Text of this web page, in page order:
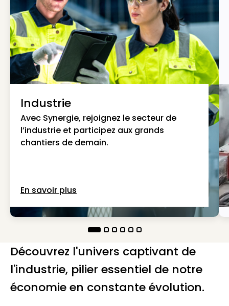
Industrie
Avec Synergie, rejoignez le secteur de
l’industrie et participez aux grands
chantiers de demain.
En savoir plus
Découvrez l'univers captivant de
l'industrie, pilier essentiel de notre
économie en constante évolution.